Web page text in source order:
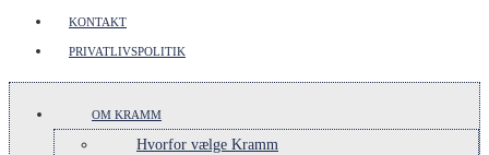
KONTAKT
PRIVATLIVSPOLITIK
OM KRAMM
Hvorfor vælge Kramm